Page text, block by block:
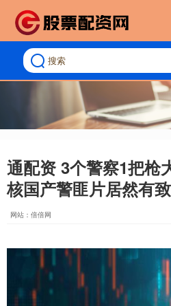
通配资 3个警察1把枪
核国产警匪片居然有
网站：倍倍网